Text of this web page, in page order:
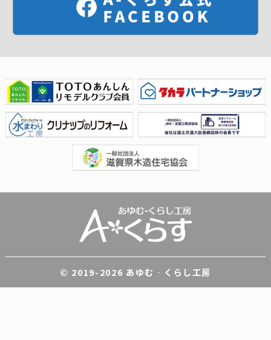
© 2019-2026 あゆむ‐くらし工房